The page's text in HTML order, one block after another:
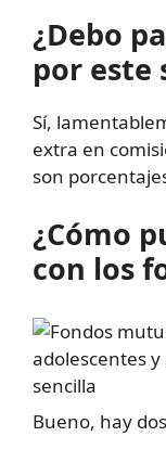
¿Debo
por este
Sí,
extra en
son
¿Cómo
con los
Bueno, hay